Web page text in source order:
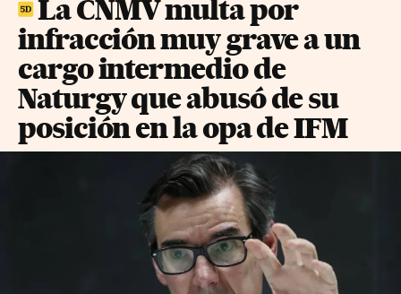
La CNMV multa por
infracción muy grave a un
cargo intermedio de
Naturgy que abusó de su
posición en la opa de IFM